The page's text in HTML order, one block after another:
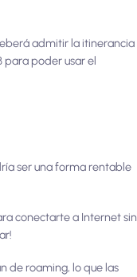
admitir la itinerancia
poder usar el
ser una forma rentable
conectarte a Internet sin
de roaming, lo que las